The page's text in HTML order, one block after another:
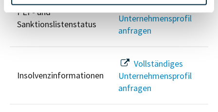
PEP- und
Sanktionslistenstatus
Vollständiges
Unternehmensprofil
anfragen
Insolvenzinformationen
Vollständiges
Unternehmensprofil
anfragen